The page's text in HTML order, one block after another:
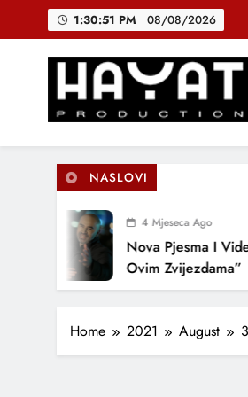
1:30:52 PM 08/08/2026
Hayat
Promocija domaće muzike
NASLOVI
4 Mjeseca Ago
Nova Pjesma I Video
Ovim Zvijezdama”
Home 2021 August